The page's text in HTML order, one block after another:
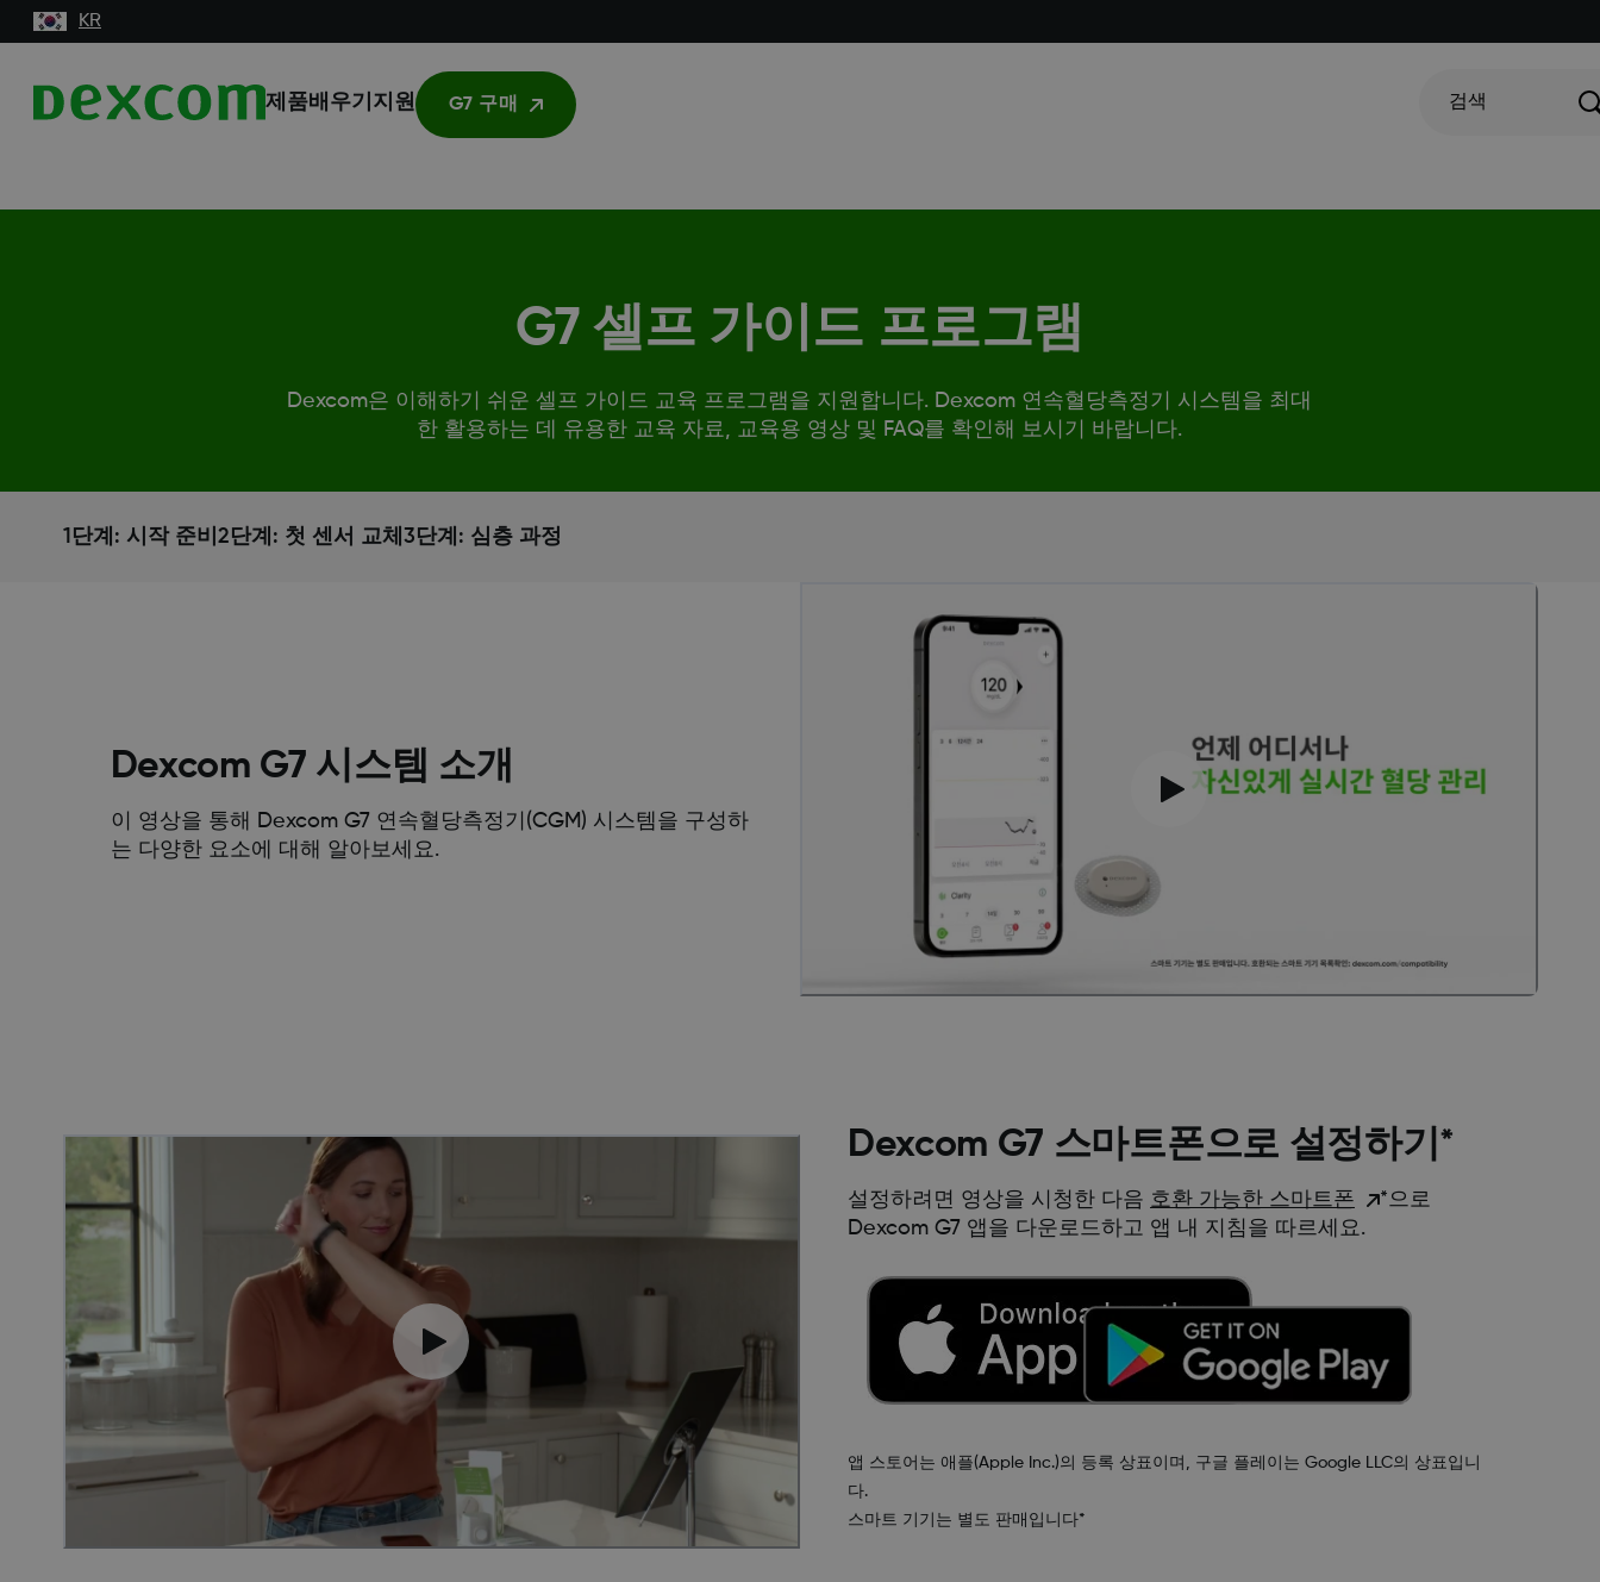
KR
제품배우기 지원 G7 구매 검색
G7 셀프 가이드 프로그램
Dexcom은 이해하기 쉬운 셀프 가이드 교육 프로그램을 지원합니다. Dexcom 연속혈당측정기 시스템을 최대
한 활용하는 데 유용한 교육 자료, 교육용 영상 및 FAQ를 확인해 보시기 바랍니다.
1단계: 시작 준비 2단계: 첫 센서 교체 3단계: 심층 과정
Dexcom G7 시스템 소개
이 영상을 통해 Dexcom G7 연속혈당측정기(CGM) 시스템을 구성하
는 다양한 요소에 대해 알아보세요.
Dexcom G7 스마트폰으로 설정하기*
설정하려면 영상을 시청한 다음 호환 가능한 스마트폰
*으로
Dexcom G7 앱을 다운로드하고 앱 내 지침을 따르세요.
앱 스토어는 애플(Apple Inc.)의 등록 상표이며, 구글 플레이는 Google LLC의 상표입니
다.
스마트 기기는 별도 판매입니다*